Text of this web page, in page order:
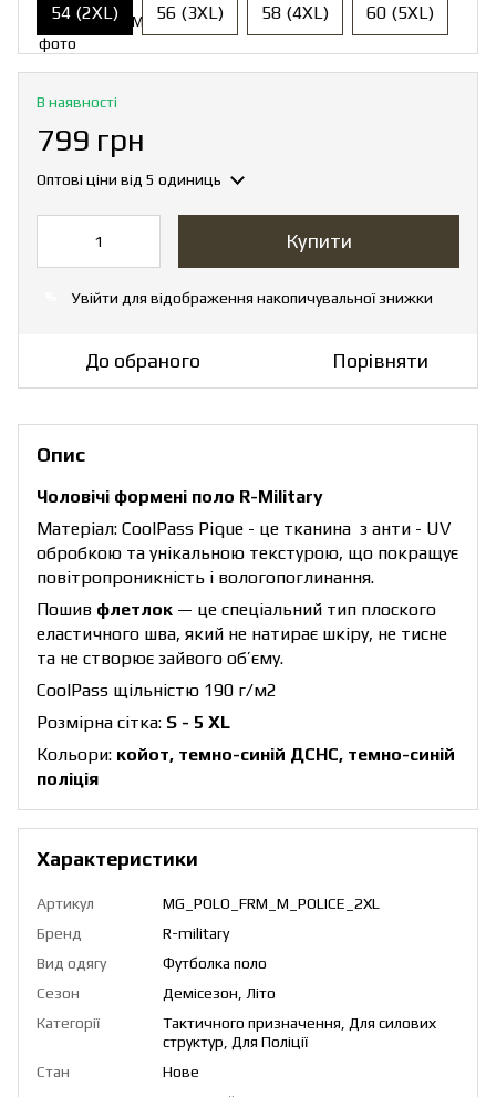
54 (2XL) 56 (3XL) 58 (4XL) 60 (5XL)
В наявності
799 грн
Оптові ціни від 5 одиниць
Купити
Увійти для відображення накопичувальної знижки
До обраного Порівняти
Опис
Чоловічі формені поло R-Military
Матеріал: CoolPass Pique - це тканина з анти - UV
обробкою та унікальною текстурою, що покращує
повітропроникність і вологопоглинання.
Пошив флетлок — це спеціальний тип плоского
еластичного шва, який не натирає шкіру, не тисне
та не створює зайвого об’єму.
CoolPass щільністю 190 г/м2
Розмірна сітка: S - 5 XL
Кольори: койот, темно-синій ДСНС, темно-синій
поліція
Характеристики
Артикул
MG_POLO_FRM_M_POLICE_2XL
Бренд
R-military
Вид одягу
Футболка поло
Сезон
Демісезон, Літо
Категорії
Тактичного призначення, Для силових
структур, Для Поліції
Стан
Нове